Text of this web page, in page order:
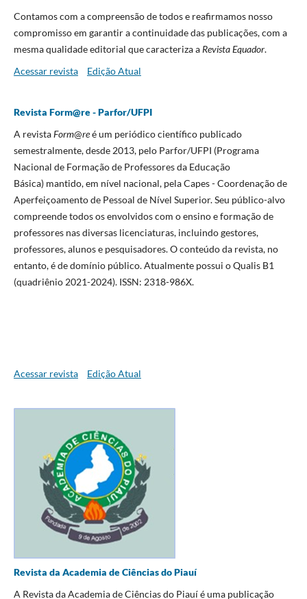
Contamos com a compreensão de todos e reafirmamos nosso
compromisso em garantir a continuidade das publicações, com a
mesma qualidade editorial que caracteriza a Revista Equador.
Acessar revista
Edição Atual
Revista Form@re - Parfor/UFPI
A revistaForm@reé um periódico científico publicado
semestralmente, desde 2013, pelo Parfor/UFPI (Programa
Nacional de Formação de Professores da Educação
Básica) mantido, em nível nacional, pela Capes - Coordenação de
Aperfeiçoamento de Pessoal de Nível Superior. Seu público-alvo
compreende todos os envolvidos com o ensino e formação de
professores nas diversas licenciaturas, incluindo gestores,
professores, alunos e pesquisadores. O conteúdo da revista, no
entanto, é de domínio público. Atualmente possui o Qualis B1
(quadriênio 2021-2024). ISSN: 2318-986X.
Acessar revista Edição Atual
Revista da Academia de Ciências do Piauí
A Revista da Academia de Ciências do Piauí é uma publicação